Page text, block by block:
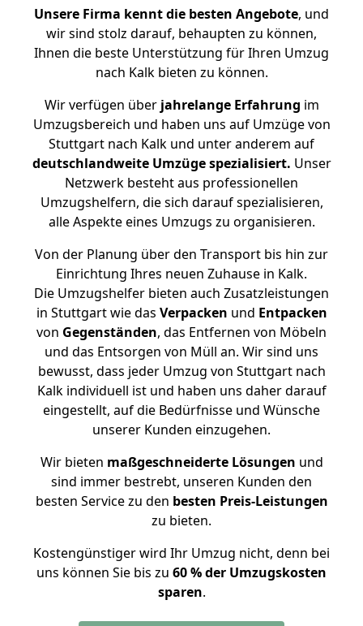
Unsere Firma kennt die besten Angebote, und
wir sind stolz darauf, behaupten zu können,
Ihnen die beste Unterstützung für Ihren Umzug
nach Kalk bieten zu können.
Wir verfügen überjahrelange Erfahrung im
Umzugsbereich und haben uns auf Umzüge von
Stuttgart nach Kalk und unter anderem auf
deutschlandweite Umzüge spezialisiert. Unser
Netzwerk besteht aus professionellen
Umzugshelfern, die sich darauf spezialisieren,
alle Aspekte eines Umzugs zu organisieren.
Von der Planung über den Transport bis hin zur
Einrichtung Ihres neuen Zuhause in Kalk.
Die Umzugshelfer bieten auch Zusatzleistungen
in Stuttgart wie das Verpacken und Entpacken
von Gegenständen, das Entfernen von Möbeln
und das Entsorgen von Müll an. Wir sind uns
bewusst, dass jeder Umzug von Stuttgart nach
Kalk individuell ist und haben uns daher darauf
eingestellt, auf die Bedürfnisse und Wünsche
unserer Kunden einzugehen.
Wir bieten maßgeschneiderte Lösungen und
sind immer bestrebt, unseren Kunden den
besten Service zu den besten Preis-Leistungen
zu bieten.
Kostengünstiger wird Ihr Umzug nicht, denn bei
uns können Sie bis zu 60 % der Umzugskosten
sparen.